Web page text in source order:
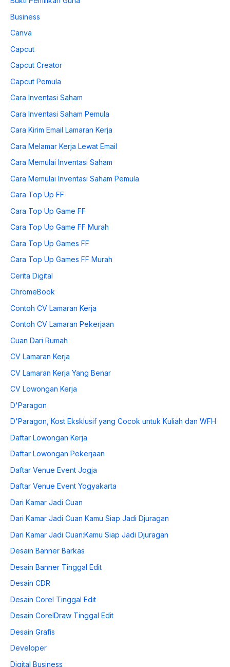
Business
Canva
Capcut
Capcut Creator
Capcut Pemula
Cara Inventasi Saham
Cara Inventasi Saham Pemula
Cara Kirim Email Lamaran Kerja
Cara Melamar Kerja Lewat Email
Cara Memulai Inventasi Saham
Cara Memulai Inventasi Saham Pemula
Cara Top Up FF
Cara Top Up Game FF
Cara Top Up Game FF Murah
Cara Top Up Games FF
Cara Top Up Games FF Murah
Cerita Digital
ChromeBook
Contoh CV Lamaran Kerja
Contoh CV Lamaran Pekerjaan
Cuan Dari Rumah
CV Lamaran Kerja
CV Lamaran Kerja Yang Benar
CV Lowongan Kerja
D'Paragon
D'Paragon, Kost Eksklusif yang Cocok untuk Kuliah dan WFH
Daftar Lowongan Kerja
Daftar Lowongan Pekerjaan
Daftar Venue Event Jogja
Daftar Venue Event Yogyakarta
Dari Kamar Jadi Cuan
Dari Kamar Jadi Cuan Kamu Siap Jadi Djuragan
Dari Kamar Jadi Cuan:Kamu Siap Jadi Djuragan
Desain Banner Barkas
Desain Banner Tinggal Edit
Desain CDR
Desain Corel Tinggal Edit
Desain CorelDraw Tinggal Edit
Desain Grafis
Developer
Digital Business